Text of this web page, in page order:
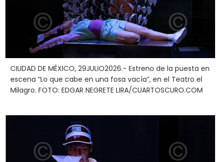
CIUDAD DE MÉXICO, 29JULIO2026.- Estreno de la puesta en
escena “Lo que cabe en una fosa vacía”, en el Teatro el
Milagro. FOTO: EDGAR NEGRETE LIRA/CUARTOSCURO.COM